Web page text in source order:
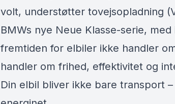
volt, understøtter tovejsopladning
BMWs nye Neue Klasse-serie,
fremtiden for elbiler ikke handler
handler om frihed, effektivitet og
Din elbil bliver ikke bare transport